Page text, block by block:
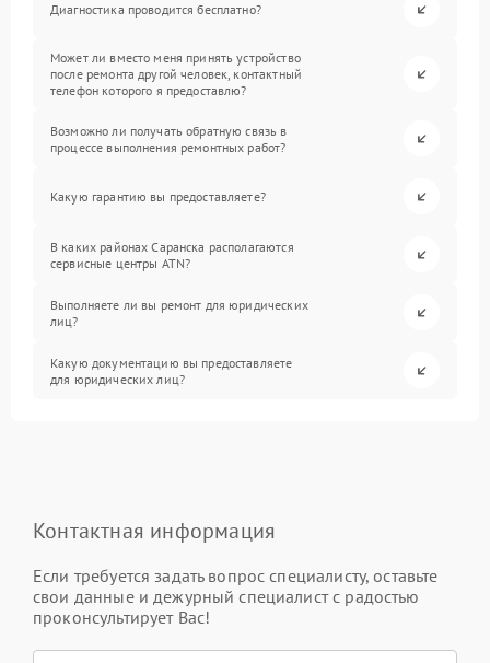
Диагностика проводится бесплатно?
Может ли вместо меня принять устройство
после ремонта другой человек, контактный
телефон которого я предоставлю?
Возможно ли получать обратную связь в
процессе выполнения ремонтных работ?
Какую гарантию вы предоставляете?
В каких районах Саранска располагаются
сервисные центры ATN?
Выполняете ли вы ремонт для юридических
лиц?
Какую документацию вы предоставляете
для юридических лиц?
Контактная информация
Если требуется задать вопрос специалисту, оставьте
свои данные и дежурный специалист с радостью
проконсультирует Вас!